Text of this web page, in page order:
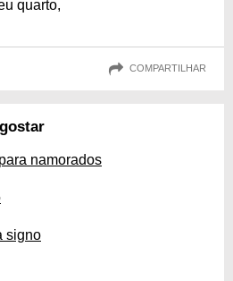
quarto,
COMPARTILHAR
namorados
signo